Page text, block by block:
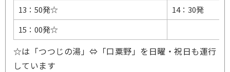
13：50発☆
14：30発
15：00発☆
☆は「つつじの湯」⇔「口粟野」を日曜・祝日も運行
しています